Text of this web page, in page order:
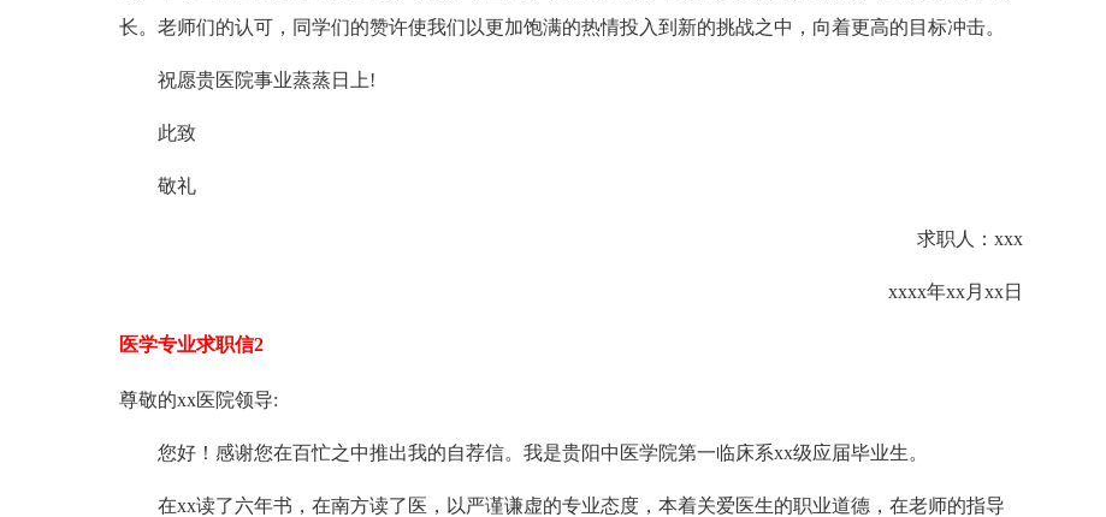
长。老师们的认可，同学们的赞许使我们以更加饱满的热情投入到新的挑战之中，向着更高的目标冲击。
祝愿贵医院事业蒸蒸日上!
此致
敬礼
求职人：xxx
xxxx年xx月xx日
医学专业求职信2
尊敬的xx医院领导:
您好！感谢您在百忙之中推出我的自荐信。我是贵阳中医学院第一临床系xx级应届毕业生。
在xx读了六年书，在南方读了医，以严谨谦虚的专业态度，本着关爱医生的职业道德，在老师的指导